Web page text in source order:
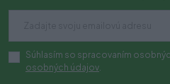
Súhlasím so spracovaním
osobných údajov